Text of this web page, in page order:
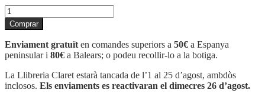
quantitat
de
LA
MISSA
DE
CADA
DIA:
MARÇ
Comprar
Enviament gratuït en comandes superiors a 50€ a Espanya
peninsular i 80€ a Balears; o podeu recollir-lo a la botiga.
La Llibreria Claret estarà tancada de l’1 al 25 d’agost, ambdòs
inclosos. Els enviaments es reactivaran el dimecres 26 d’agost.